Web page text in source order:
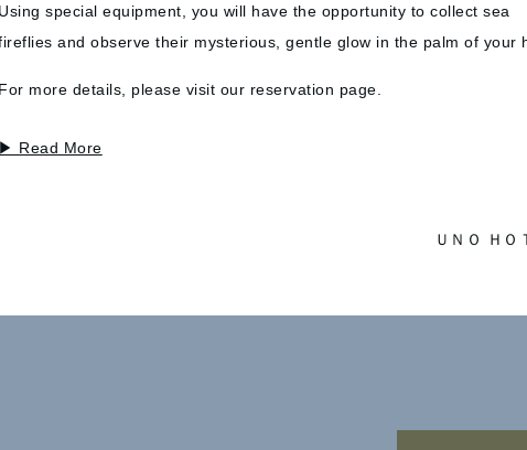
で、どこか懐かしさを感じさせる空間。中に入ることもでき、訪れた人
な力を持った作品です。
Using special equipment, you will have the opportunity to collect sea
and observe their mysterious, gentle glow in the palm of your
For more details, please visit our reservation page.
▶ Read More
ＵＮＯ ＨＯ